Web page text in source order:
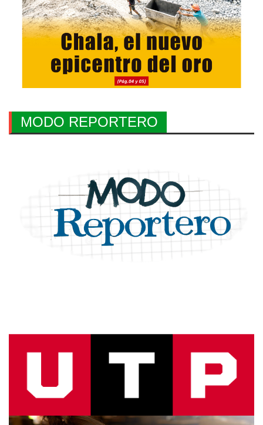
MODO REPORTERO